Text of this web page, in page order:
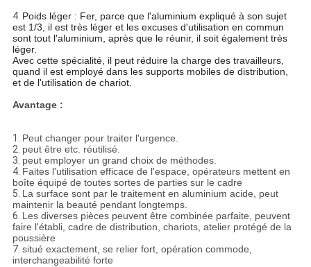
4. Poids léger : Fer, parce que l'aluminium expliqué à son sujet
est 1/3, il est très léger et les excuses d'utilisation en commun
sont tout l'aluminium, après que le réunir, il soit également très
léger.
Avec cette spécialité, il peut réduire la charge des travailleurs,
quand il est employé dans les supports mobiles de distribution,
et de l'utilisation de chariot.
Avantage :
1. Peut changer pour traiter l'urgence.
2. peut être etc. réutilisé.
3. peut employer un grand choix de méthodes.
4. Faites l'utilisation efficace de l'espace, opérateurs mettent en
boîte équipé de toutes sortes de parties sur le cadre
5. La surface sont par le traitement en aluminium acide, peut
maintenir la beauté pendant longtemps.
6. Les diverses pièces peuvent être combinée parfaite, peuvent
faire l'établi, cadre de distribution, chariots, atelier protégé de la
poussière
7. situé exactement, se relier fort, opération commode,
interchangeabilité forte